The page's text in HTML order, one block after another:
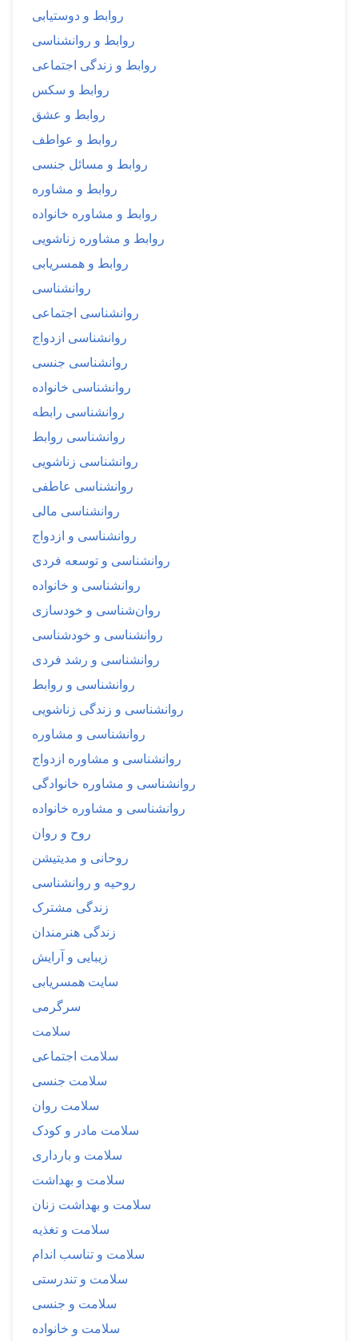
روابط و دوستیابی
روابط و روانشناسی
روابط و زندگی اجتماعی
روابط و سکس
روابط و عشق
روابط و عواطف
روابط و مسائل جنسی
روابط و مشاوره
روابط و مشاوره خانواده
روابط و مشاوره زناشویی
روابط و همسریابی
روانشناسی
روانشناسی اجتماعی
روانشناسی ازدواج
روانشناسی جنسی
روانشناسی خانواده
روانشناسی رابطه
روانشناسی روابط
روانشناسی زناشویی
روانشناسی عاطفی
روانشناسی مالی
روانشناسی و ازدواج
روانشناسی و توسعه فردی
روانشناسی و خانواده
روان‌شناسی و خودسازی
روانشناسی و خودشناسی
روانشناسی و رشد فردی
روانشناسی و روابط
روانشناسی و زندگی زناشویی
روانشناسی و مشاوره
روانشناسی و مشاوره ازدواج
روانشناسی و مشاوره خانوادگی
روانشناسی و مشاوره خانواده
روح و روان
روحانی و مدیتیشن
روحیه و روانشناسی
زندگی مشترک
زندگی هنرمندان
زیبایی و آرایش
سایت همسریابی
سرگرمی
سلامت
سلامت اجتماعی
سلامت جنسی
سلامت روان
سلامت مادر و کودک
سلامت و بارداری
سلامت و بهداشت
سلامت و بهداشت زنان
سلامت و تغذیه
سلامت و تناسب اندام
سلامت و تندرستی
سلامت و جنسی
سلامت و خانواده